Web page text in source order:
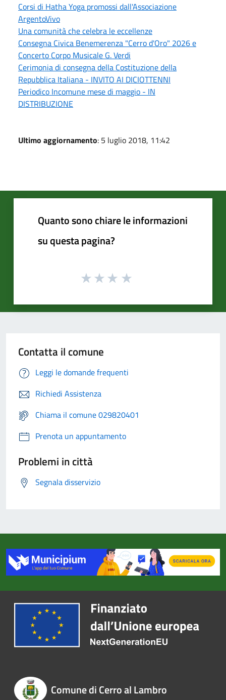
Corsi di Hatha Yoga promossi dall'Associazione
ArgentoVivo
Una comunità che celebra le eccellenze
Consegna Civica Benemerenza "Cerro d'Oro" 2026 e
Concerto Corpo Musicale G. Verdi
Cerimonia di consegna della Costituzione della
Repubblica Italiana - INVITO AI DICIOTTENNI
Periodico Incomune mese di maggio - IN
DISTRIBUZIONE
Ultimo aggiornamento: 5 luglio 2018, 11:42
Quanto sono chiare le informazioni
su questa pagina?
Contatta il comune
Leggi le domande frequenti
Richiedi Assistenza
Chiama il comune 029820401
Prenota un appuntamento
Problemi in città
Segnala disservizio
Comune di Cerro al Lambro